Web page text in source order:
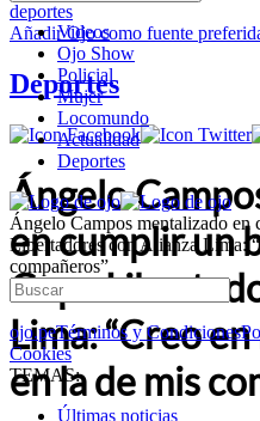
Videos
Ojo Show
Policial
Mujer
Locomundo
Actualidad
Deportes
Ángelo Campos mentalizado en
Libertadores con Alianza Lima:
compañeros”
ojo.peTérminos y Condiciones
Cookies
TEMAS:
Últimas noticias
deportes
AñadirOjocomo fuente
Deportes
Ángelo
en cumplir un
Copa
Lima: “Creo
en la de mis